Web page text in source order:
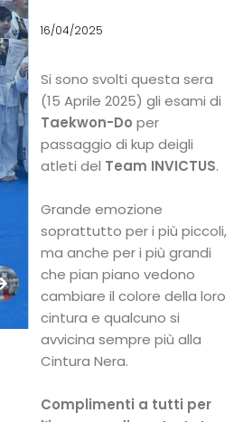
16/04/2025
Si sono svolti questa sera
(15 Aprile 2025) gli esami di
Taekwon-Do per
passaggio di kup deigli
atleti del Team INVICTUS.
Grande emozione
soprattutto per i più piccoli,
ma anche per i più grandi
che pian piano vedono
cambiare il colore della loro
cintura e qualcuno si
avvicina sempre più alla
Cintura Nera.
Complimenti a tutti per